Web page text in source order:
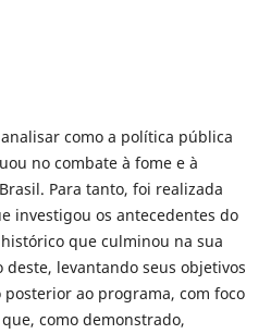
como a política pública
no combate à fome e à
Para tanto, foi realizada
investigou os antecedentes do
que culminou na sua
levantando seus objetivos
ao programa, com foco
como demonstrado,